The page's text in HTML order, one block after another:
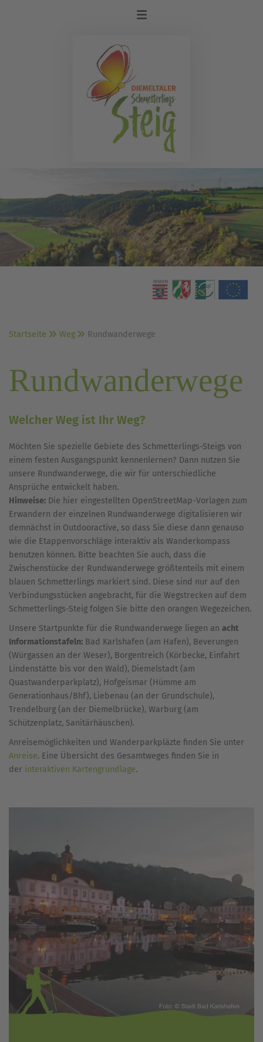
Startseite Weg Rundwanderwege
Rundwanderwege
Welcher Weg ist Ihr Weg?
Möchten Sie spezielle Gebiete des Schmetterlings-Steigs von
einem festen Ausgangspunkt kennenlernen? Dann nutzen Sie
unsere Rundwanderwege, die wir für unterschiedliche
Ansprüche entwickelt haben.
Hinweise: Die hier eingestellten OpenStreetMap-Vorlagen zum
Erwandern der einzelnen Rundwanderwege digitalisieren wir
demnächst in Outdooractive, so dass Sie diese dann genauso
wie die Etappenvorschläge interaktiv als Wanderkompass
benutzen können. Bitte beachten Sie auch, dass die
Zwischenstücke der Rundwanderwege größtenteils mit einem
blauen Schmetterlings markiert sind. Diese sind nur auf den
Verbindungsstücken angebracht, für die Wegstrecken auf dem
Schmetterlings-Steig folgen Sie bitte den orangen Wegezeichen.
Unsere Startpunkte für die Rundwanderwege liegen an acht
Informationstafeln: Bad Karlshafen (am Hafen), Beverungen
(Würgassen an der Weser), Borgentreich (Körbecke, Einfahrt
Lindenstätte bis vor den Wald), Diemelstadt (am
Quastwanderparkplatz), Hofgeismar (Hümme am
Generationhaus/Bhf), Liebenau (an der Grundschule),
Trendelburg (an der Diemelbrücke), Warburg (am
Schützenplatz, Sanitärhäuschen).
Anreisemöglichkeiten und Wanderparkpläzte finden Sie unter
Anreise. Eine Übersicht des Gesamtweges finden Sie in
der interaktiven Kartengrundlage.